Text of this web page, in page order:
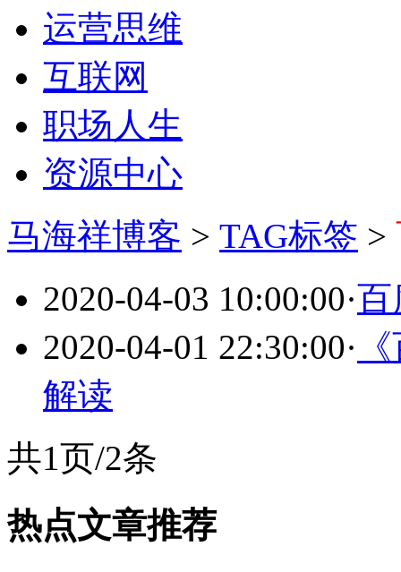
运营思维
互联网
职场人生
资源中心
马海祥博客 > TAG标签 >
2020-04-03 10:00:00·百
2020-04-01 22:30:00·
解读
共1页/2条
热点文章推荐